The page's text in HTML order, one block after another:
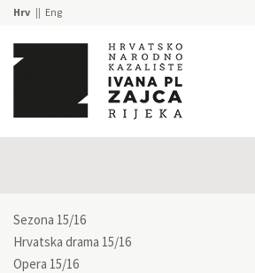
Hrv Eng
Sezona 15/16
Hrvatska drama 15/16
Opera 15/16